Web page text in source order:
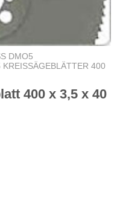
DMO5
KREISSÄGEBLÄTTER 400
400 x 3,5 x 40